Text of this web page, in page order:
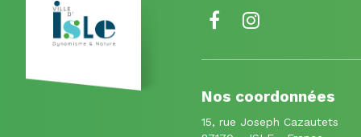
Lien
compte
Facebook
compte
Instagram
Nos coordonnées
15, rue Joseph Cazautets